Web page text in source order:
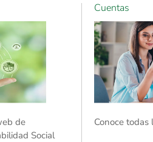
de
Social
Cuentas
Conoce